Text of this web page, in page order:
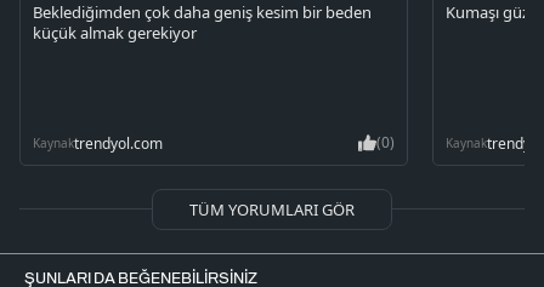
Beklediğimden çok daha geniş kesim bir beden
küçük almak gerekiyor
Kaynaktrendyol.com (0)
Kumaşı
Kaynak
TÜM YORUMLARI GÖR
ŞUNLARI DA BEĞENEBILIRSINIZ